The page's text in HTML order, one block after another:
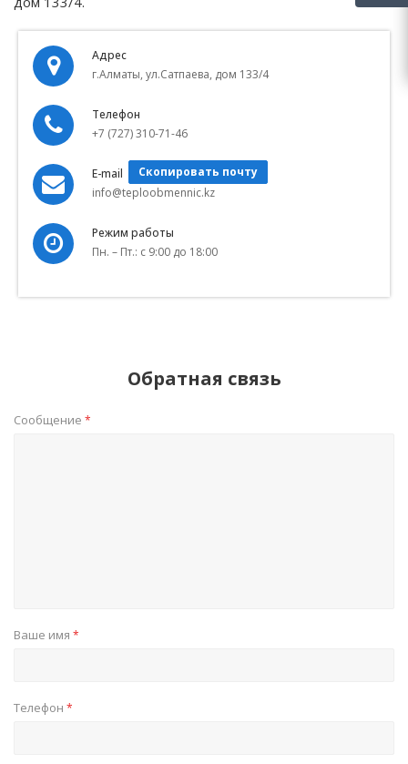
Адрес
г.Алматы, ул.Сатпаева, дом 133/4
Телефон
+7 (727) 310-71-46
E-mail
info@teploobmennic.kz
Скопировать почту
Режим работы
Пн. – Пт.: с 9:00 до 18:00
Обратная связь
Сообщение *
Ваше имя *
Телефон *